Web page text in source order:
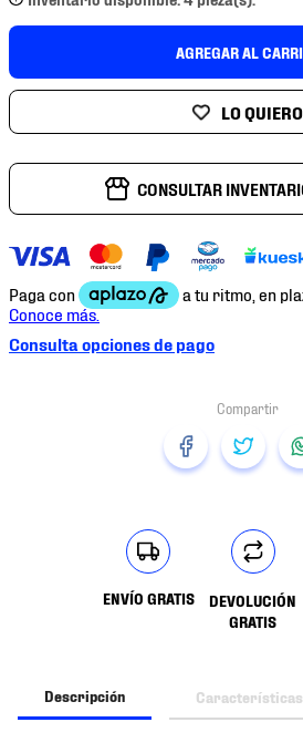
AGREGAR AL
CONSULTAR
Consulta opciones de pago
ENVÍO GRATIS
DEVOLUCIÓN
GRATIS
Descripción Características
7.
mochilas
9.
tenis niño